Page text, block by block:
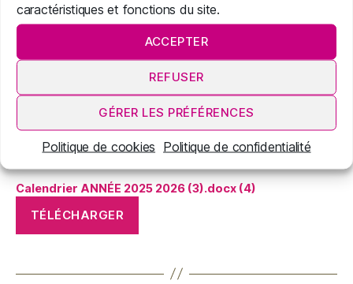
caractéristiques et fonctions du site.
ACCEPTER
REFUSER
GÉRER LES PRÉFÉRENCES
Politique de cookies Politique de confidentialité
Calendrier ANNÉE 2025 2026 (3).docx (4)
TÉLÉCHARGER